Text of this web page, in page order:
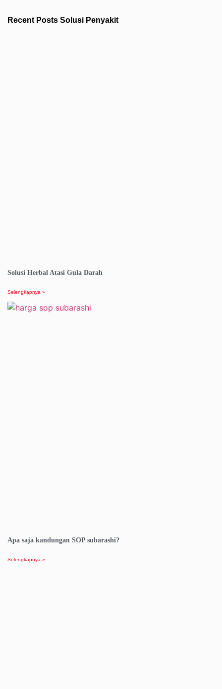
Recent Posts Solusi Penyakit
Solusi Herbal Atasi Gula Darah
Selengkapnya »
Apa saja kandungan SOP subarashi?
Selengkapnya »